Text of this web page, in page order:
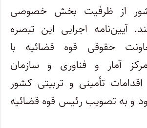
از ظرفیت بخش خصوصی
آیین‌نامه اجرایی این تبصره
حقوقی قوه قضائیه با
آمار و فناوری و سازمان
تأمینی و تربیتی کشور
و به تصویب رئیس قوه قضائیه